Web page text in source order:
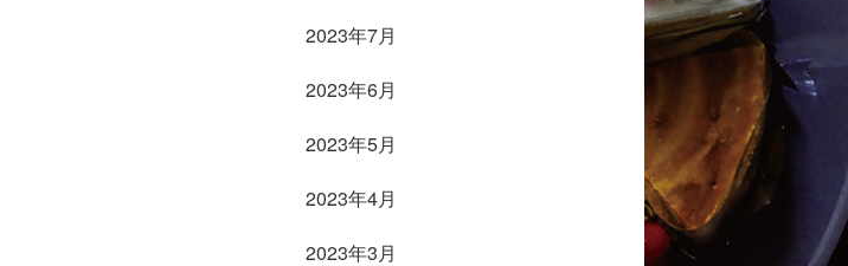
2023年7月
2023年6月
2023年5月
2023年4月
2023年3月